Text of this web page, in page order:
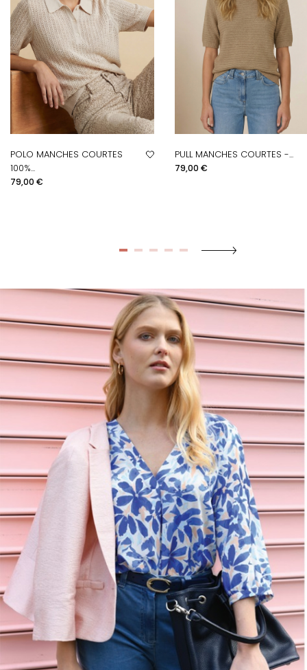
POLO MANCHES COURTES
100%...
Prix
79,00 €
PULL MANCHES COURTES -...
Prix
79,00 €